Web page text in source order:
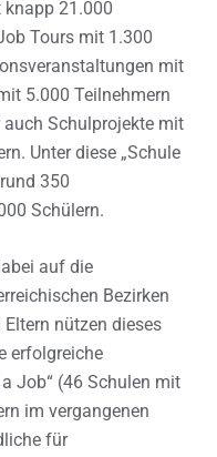
21.000
Tours mit 1.300
mit
5.000 Teilnehmern
Schulprojekte mit
Unter diese „Schule
350
Schülern.
auf die
Bezirken
nützen dieses
erfolgreiche
Job“ (46 Schulen mit
im vergangenen
für